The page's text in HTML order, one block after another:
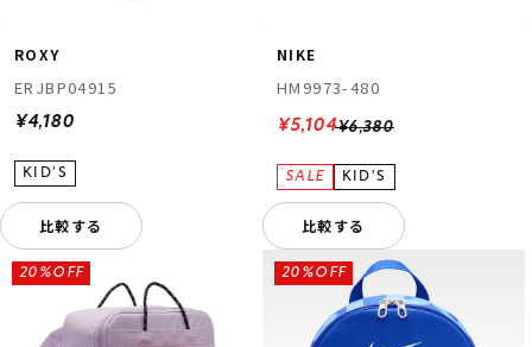
ROXY
ERJBP04915
¥4,180
比較する
NIKE
HM9973-480
¥6,380
¥5,104
比較する
20%OFF 20%OFF